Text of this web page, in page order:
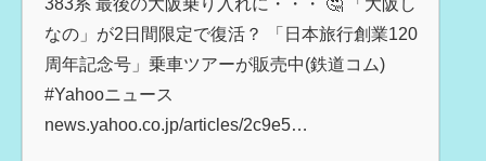
383系 最後の大阪乗り入れに・・・ 🤔 「大阪し
なの」が2日間限定で復活？ 「日本旅行創業120
周年記念号」乗車ツアーが販売中(鉄道コム)
#Yahooニュース
news.yahoo.co.jp/articles/2c9e5…